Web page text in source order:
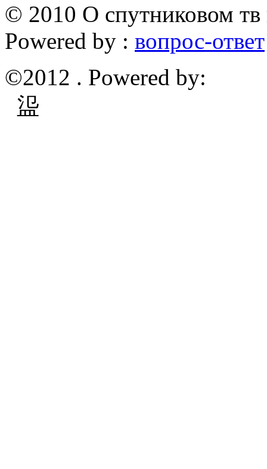
© 2010 О спутниковом тв
Powered by : вопрос-ответ
©2012 . Powered by:
䀀